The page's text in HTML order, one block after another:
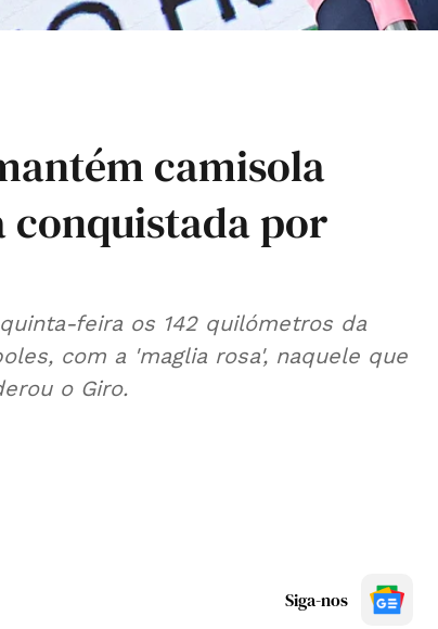
camisola
conquistada por
feira os 142 quilómetros da
com a 'maglia rosa', naquele que
o Giro.
Siga-nos